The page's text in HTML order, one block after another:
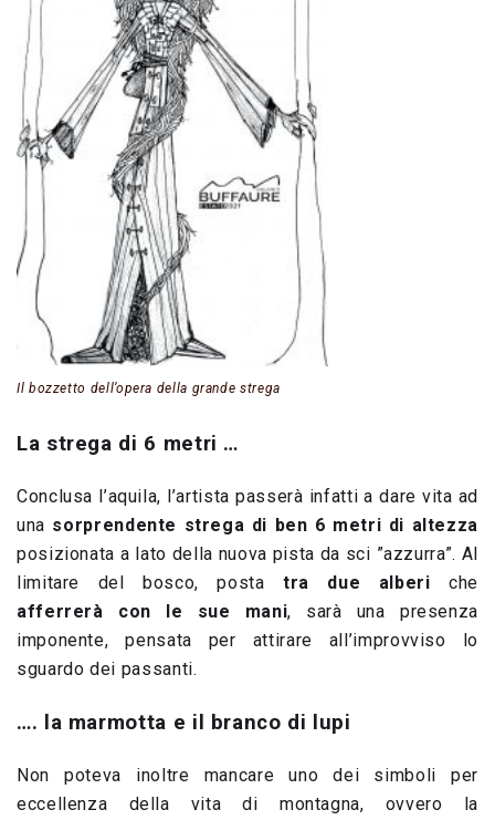
Il bozzetto dell’opera della grande strega
La strega di 6 metri …
Conclusa l’aquila, l’artista passerà infatti a dare vita ad
una sorprendente strega di ben 6 metri di altezza
posizionata a lato della nuova pista da sci ”azzurra”. Al
limitare del bosco, posta tra due alberiche
afferrerà con le sue mani, sarà una presenza
imponente, pensata per attirare all’improvviso lo
sguardo dei passanti.
…. la marmotta e il branco di lupi
Non poteva inoltre mancare uno dei simboli per
eccellenza della vita di montagna, ovvero la